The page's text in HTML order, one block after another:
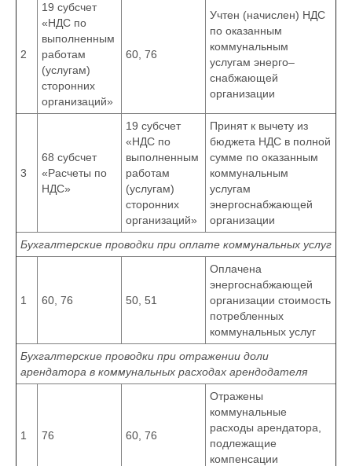
2
19 субсчет
«НДС по
выполненным
работам
(услугам)
сторонних
организаций»
60, 76
Учтен (начислен) НДС
по оказанным
коммунальным
услугам энерго–
снабжающей
организации
3
68 субсчет
«Расчеты по
НДС»
19 субсчет
«НДС по
выполненным
работам
(услугам)
сторонних
организаций»
Принят к вычету из
бюджета НДС в полной
сумме по оказанным
коммунальным
услугам
энергоснабжающей
организации
Бухгалтерские проводки при оплате коммунальных услуг
1 60, 76 50, 51
Оплачена
энергоснабжающей
организации стоимость
потребленных
коммунальных услуг
Бухгалтерские проводки при отражении доли
арендатора в коммунальных расходах арендодателя
1 76 60, 76
Отражены
коммунальные
расходы арендатора,
подлежащие
компенсации